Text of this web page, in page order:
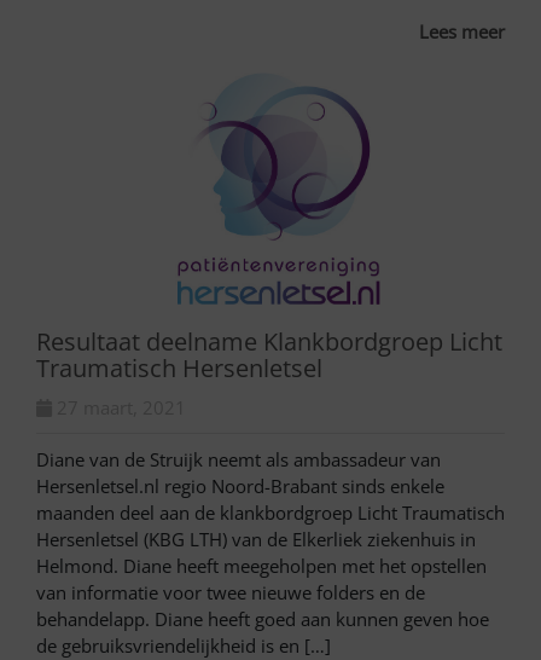
Lees meer
Resultaat deelname Klankbordgroep Licht
Traumatisch Hersenletsel
Diane van de Struijk neemt als ambassadeur van
Hersenletsel.nl regio Noord-Brabant sinds enkele
maanden deel aan de klankbordgroep Licht Traumatisch
Hersenletsel (KBG LTH) van de Elkerliek ziekenhuis in
Helmond. Diane heeft meegeholpen met het opstellen
van informatie voor twee nieuwe folders en de
behandelapp. Diane heeft goed aan kunnen geven hoe
de gebruiksvriendelijkheid is en […]